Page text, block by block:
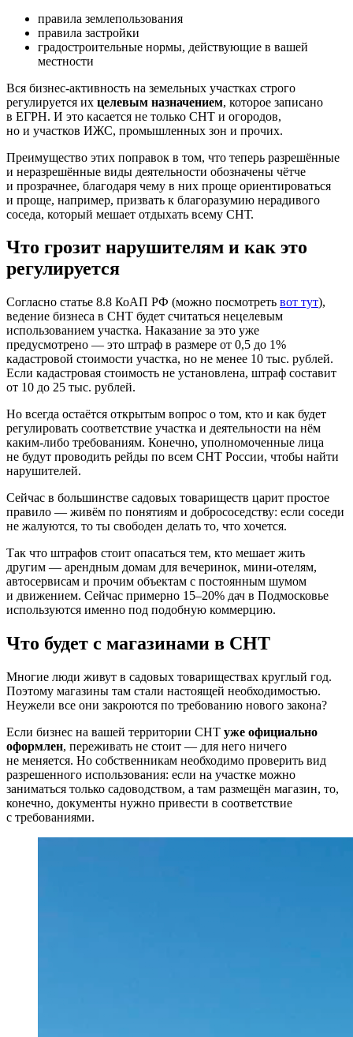
правила землепользования
правила застройки
градостроительные нормы, действующие в вашей
местности
Вся бизнес-активность на земельных участках строго
регулируется их целевым назначением, которое записано
в ЕГРН. И это касается не только СНТ и огородов,
но и участков ИЖС, промышленных зон и прочих.
Преимущество этих поправок в том, что теперь разрешённые
и неразрешённые виды деятельности обозначены чётче
и прозрачнее, благодаря чему в них проще ориентироваться
и проще, например, призвать к благоразумию нерадивого
соседа, который мешает отдыхать всему СНТ.
Что грозит нарушителям и как это
регулируется
Согласно статье 8.8 КоАП РФ (можно посмотреть вот тут),
ведение бизнеса в СНТ будет считаться нецелевым
использованием участка. Наказание за это уже
предусмотрено — это штраф в размере от 0,5 до 1%
кадастровой стоимости участка, но не менее 10 тыс. рублей.
Если кадастровая стоимость не установлена, штраф составит
от 10 до 25 тыс. рублей.
Но всегда остаётся открытым вопрос о том, кто и как будет
регулировать соответствие участка и деятельности на нём
каким-либо требованиям. Конечно, уполномоченные лица
не будут проводить рейды по всем СНТ России, чтобы найти
нарушителей.
Сейчас в большинстве садовых товариществ царит простое
правило — живём по понятиям и добрососедству: если соседи
не жалуются, то ты свободен делать то, что хочется.
Так что штрафов стоит опасаться тем, кто мешает жить
другим — арендным домам для вечеринок, мини-отелям,
автосервисам и прочим объектам с постоянным шумом
и движением. Сейчас примерно 15–20% дач в Подмосковье
используются именно под подобную коммерцию.
Что будет с магазинами в СНТ
Многие люди живут в садовых товариществах круглый год.
Поэтому магазины там стали настоящей необходимостью.
Неужели все они закроются по требованию нового закона?
Если бизнес на вашей территории СНТ уже официально
оформлен, переживать не стоит — для него ничего
не меняется. Но собственникам необходимо проверить вид
разрешенного использования: если на участке можно
заниматься только садоводством, а там размещён магазин, то,
конечно, документы нужно привести в соответствие
с требованиями.